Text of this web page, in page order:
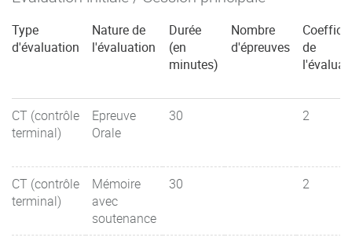
Type
d'évaluation
Nature de
l'évaluation
Durée
(en
minutes)
Nombre
d'épreuves
de
CT (contrôle
terminal)
Epreuve
Orale
30 2
CT (contrôle
terminal)
Mémoire
avec
soutenance
30 2